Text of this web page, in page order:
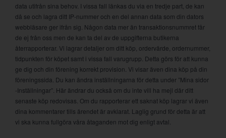
data utifrån sina behov. I vissa fall länkas du via en tredje part, de kan
då se och lagra ditt IP-nummer och en del annan data som din dators
webbläsare ger ifrån sig. Någon data mer än transaktionsnummret får
de ej från oss men de kan ta del av de uppgifterna butikerna
återrapporterar. Vi lagrar detaljer om ditt köp, ordervärde, ordernummer,
tidpunkten för köpet samt i vissa fall varugrupp. Detta görs för att kunna
ge dig och din förening korrekt provision. Vi visar även dina köp på din
föreningssida. Du kan ändra inställningarna för detta under ”Mina sidor
-Inställningar”. Här ändrar du också om du inte vill ha mejl där ditt
senaste köp redovisas. Om du rapporterar ett saknat köp lagrar vi även
dina kommentarer tills ärendet är avklarat. Laglig grund för detta är att
vi ska kunna fullgöra våra åtaganden mot dig enligt avtal.